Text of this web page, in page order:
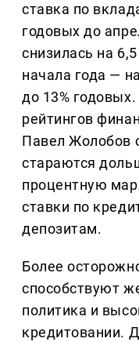
ставка по
годовых до
снизилась на
начала года —
до 13%
рейтингов
Павел Жолобов
стараются
процентную
ставки по
депозитам.
Более
способствуют
политика и
кредитовании.